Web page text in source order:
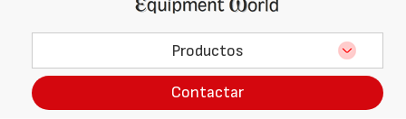
Productos
Contactar